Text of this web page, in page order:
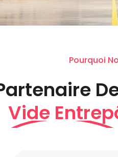
Pourquoi
Vide